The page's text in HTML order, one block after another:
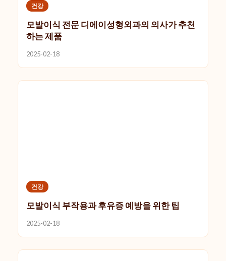
건강
모발이식 전문 디에이성형외과의 의사가 추천
하는 제품
2025-02-18
건강
모발이식 부작용과 후유증 예방을 위한 팁
2025-02-18